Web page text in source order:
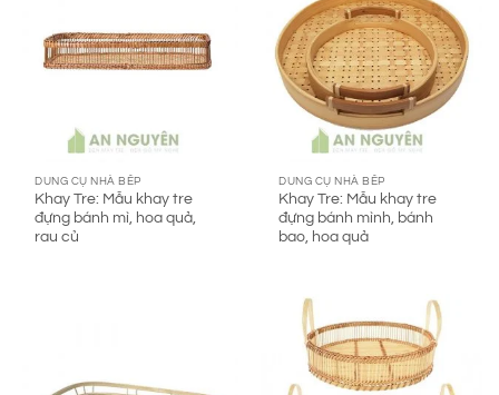
DUNG CỤ NHÀ BẾP
Khay Tre: Mẫu khay tre
đựng bánh mì, hoa quả,
rau củ
DUNG CỤ NHÀ BẾP
Khay Tre: Mẫu khay tre
đựng bánh mình, bánh
bao, hoa quả